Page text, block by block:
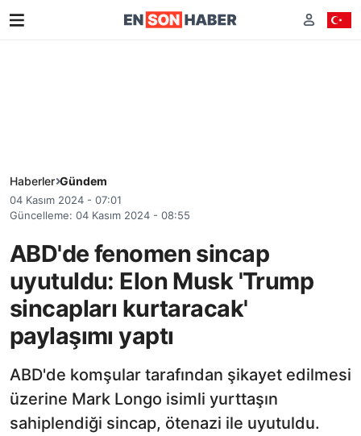
Haberler Gündem
04 Kasım 2024 - 07:01
Güncelleme: 04 Kasım 2024 - 08:55
ABD'de fenomen sincap
uyutuldu: Elon Musk 'Trump
sincapları kurtaracak'
paylaşımı yaptı
ABD'de komşular tarafından şikayet edilmesi
üzerine Mark Longo isimli yurttaşın
sahiplendiği sincap, ötenazi ile uyutuldu.